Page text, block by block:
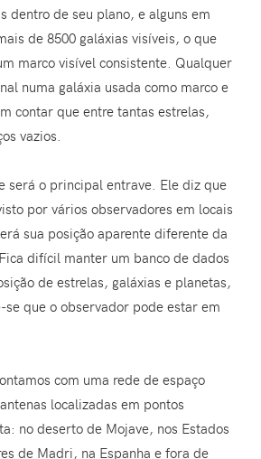
dentro de seu plano, e alguns em
de 8500 galáxias visíveis, o que
marco visível consistente. Qualquer
numa galáxia usada como marco e
contar que entre tantas estrelas,
vazios.
será o principal entrave. Ele diz que
por vários observadores em locais
sua posição aparente diferente da
difícil manter um banco de dados
de estrelas, galáxias e planetas,
se que o observador pode estar em
com uma rede de espaço
localizadas em pontos
no deserto de Mojave, nos Estados
de Madri, na Espanha e fora de